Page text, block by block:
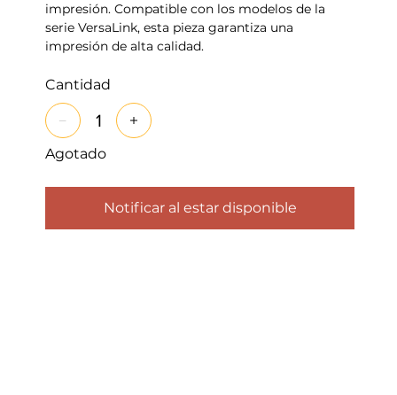
impresión. Compatible con los modelos de la
serie VersaLink, esta pieza garantiza una
impresión de alta calidad.
Cantidad
Agotado
Notificar al estar disponible